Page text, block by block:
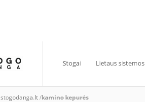
Stogai Lietaus sistemos
stogodanga.lt/kamino kepurės